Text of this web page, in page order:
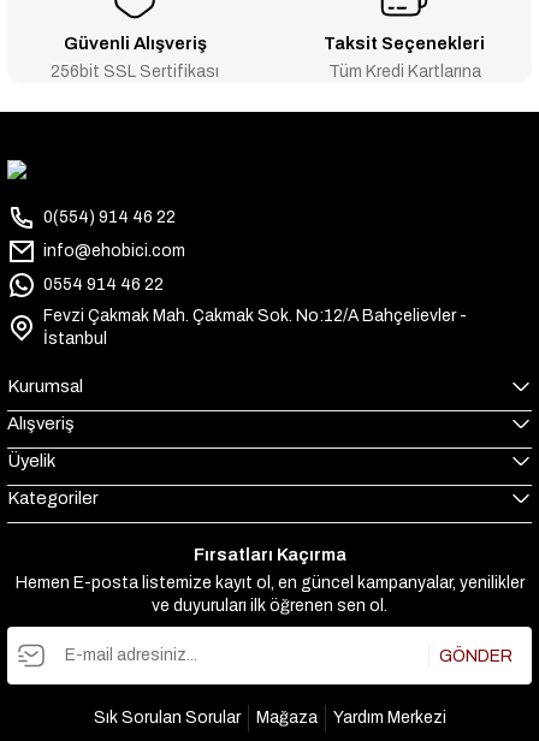
Güvenli Alışveriş
256bit SSL Sertifikası
Taksit Seçenekleri
Tüm Kredi Kartlarına
0(554) 914 46 22
info@ehobici.com
0554 914 46 22
Fevzi Çakmak Mah. Çakmak Sok. No:12/A Bahçelievler -
İstanbul
Kurumsal
Alışveriş
Üyelik
Kategoriler
Fırsatları Kaçırma
Hemen E-posta listemize kayıt ol, en güncel kampanyalar, yenilikler
ve duyuruları ilk öğrenen sen ol.
GÖNDER
Sık Sorulan Sorular Mağaza Yardım Merkezi